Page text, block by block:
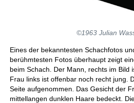
©1963 Julian
Eines der bekanntesten Schachfotos
berühmtesten Fotos überhaupt zeigt
beim Schach. Der Mann, rechts im Bild
Frau links ist offenbar noch recht jung.
Seite aufgenommen. Das Gesicht der
mittellangen dunklen Haare bedeckt.